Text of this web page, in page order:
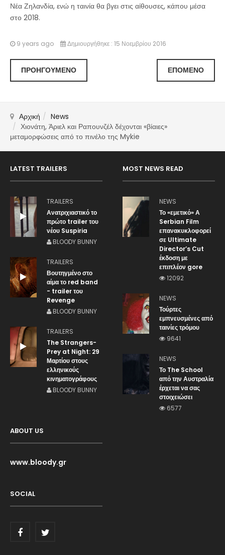
Νέα Ζηλανδία, ενώ η ταινία θα βγει στις αίθουσες, κάπου μέσα
στο 2018.
9 years ago Δημιουργήθηκε : 15 Νοεμβρίου 2016
ΠΡΟΗΓΟΎΜΕΝΟ ΕΠΌΜΕΝΟ
Αρχική
News
Χιονάτη, Άριελ και Ραπουνζέλ δέχονται «βίαιες»
μεταμορφώσεις από το πινέλο της Mykie
LATEST TRAILERS
TRAILERS
Ανατριχιαστικό το
πρώτο trailer του
νέου Suspiria
BLOODY BUNNY
TRAILERS
Βουτηγμένο στο
αίμα το red band
- trailer του
Revenge
BLOODY BUNNY
TRAILERS
The Strangers-
Prey at Night: 29
Μαρτίου στους
ελληνικούς
κινηματογράφους
BLOODY BUNNY
MOST NEWS READ
NEWS
Το «εμετικό» Α
Serbian Film
επανακυκλοφορεί
σε Ultimate
Director’s Cut
έκδοση με
επιπλέον gore
12092
NEWS
Τούρτες
εμπνευσμένες από
ταινίες τρόμου
9641
NEWS
Το The School
από την Αυστραλία
έρχεται να σας
στοιχειώσει
6577
ABOUT US
www.bloody.gr
SOCIAL